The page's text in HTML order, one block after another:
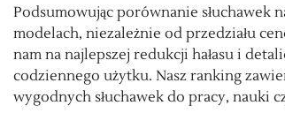
Podsumowując porównanie słuchawek
modelach, niezależnie od przedziału
nam na najlepszej redukcji hałasu i
codziennego użytku. Nasz ranking
wygodnych słuchawek do pracy, nauki